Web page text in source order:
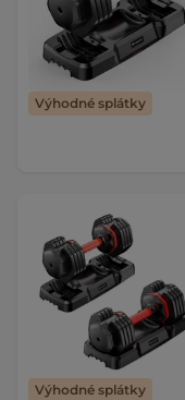
Výhodné splátky
Výhodné splátky